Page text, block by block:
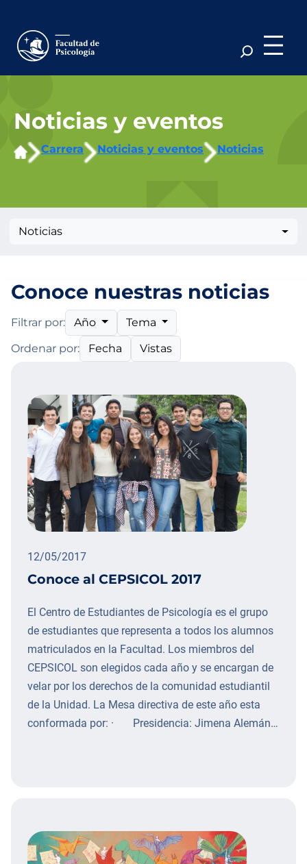
contenido
Noticias y eventos
Carrera Noticias y eventos Noticias
Noticias
Conoce nuestras noticias
Filtrar por: Año Tema
Ordenar por: Fecha Vistas
12/05/2017
Conoce al CEPSICOL 2017
El Centro de Estudiantes de Psicología es el grupo
de estudiantes que representa a todos los alumnos
matriculados en la Facultad. Los miembros del
CEPSICOL son elegidos cada año y se encargan de
velar por los derechos de la comunidad estudiantil
de la Unidad. La Mesa directiva de este año esta
conformada por: · Presidencia: Jimena Alemán…